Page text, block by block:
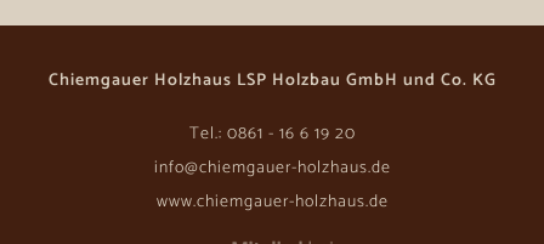
Chiemgauer Holzhaus LSP Holzbau GmbH und Co. KG
Tel.: 0861 - 16 6 19 20
info@chiemgauer-holzhaus.de
www.chiemgauer-holzhaus.de